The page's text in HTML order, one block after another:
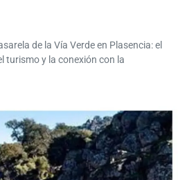
de la Vía Verde en Plasencia: el
turismo y la conexión con la